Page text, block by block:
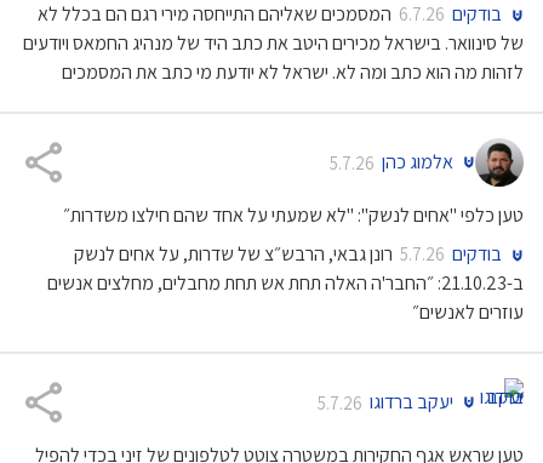
בודקים 6.7.26 המסמכים שאליהם התייחסה מירי רגם הם בכלל לא
של סינוואר. בישראל מכירים היטב את כתב היד של מנהיג החמאס ויודעים
לזהות מה הוא כתב ומה לא. ישראל לא יודעת מי כתב את המסמכים
אלמוג כהן 5.7.26
טען כלפי "אחים לנשק": "לא שמעתי על אחד שהם חילצו משדרות״
בודקים 5.7.26 רונן גבאי, הרבש״צ של שדרות, על אחים לנשק
ב-21.10.23: ״החבר'ה האלה תחת אש תחת מחבלים, מחלצים אנשים
עוזרים לאנשים״
יעקב ברדוגו 5.7.26
טען שראש אגף החקירות במשטרה צוטט לטלפונים של זיני בכדי להפיל